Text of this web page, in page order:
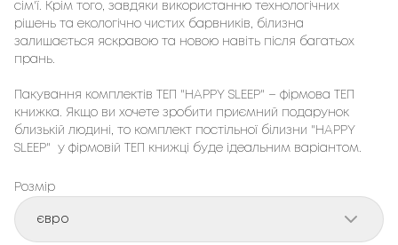
сім'ї. Крім того, завдяки використанню технологічних
рішень та екологічно чистих барвників, білизна
залишається яскравою та новою навіть після багатьох
прань.
Пакування комплектів ТЕП "HAPPY SLEEP" – фірмовa ТЕП
книжка. Якщо ви хочете зробити приємний подарунок
близькій людині, то комплект постільної білизни "HAPPY
SLEEP"  у фірмовій ТЕП книжці буде ідеальним варіантом.
Розмір
євро